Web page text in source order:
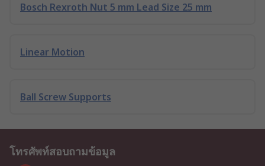
Bosch Rexroth Nut 5 mm Lead Size 25 mm
Linear Motion
Ball Screw Supports
โทรศัพท์สอบถามข้อมูล